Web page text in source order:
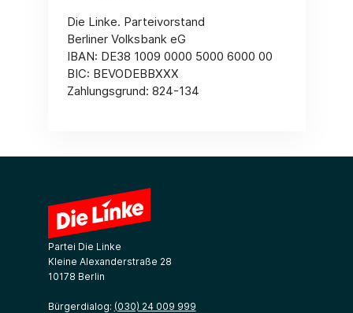
Die Linke. Parteivorstand
Berliner Volksbank eG
IBAN: DE38 1009 0000 5000 6000 00
BIC: BEVODEBBXXX
Zahlungsgrund: 824-134
Partei Die Linke
Kleine Alexanderstraße 28
10178 Berlin
Bürgerdialog: (030) 24 009 999